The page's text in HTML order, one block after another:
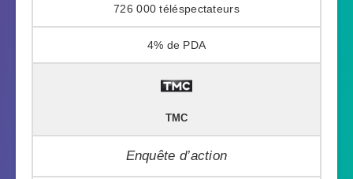
726 000
4%
TMC
Enquête d’action